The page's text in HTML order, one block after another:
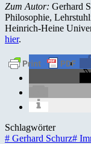
Zum Autor: Gerhard
Philosophie,
Heinrich-Heine
hier.
Schlagwörter
# Gerhard Schurz#